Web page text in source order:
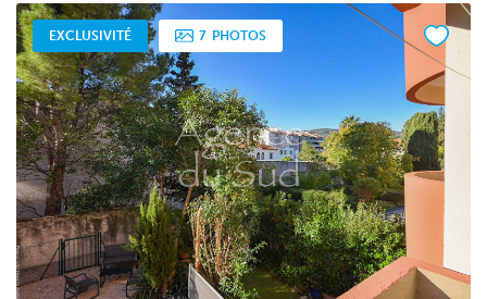
EXCLUSIVITÉ 7 PHOTOS